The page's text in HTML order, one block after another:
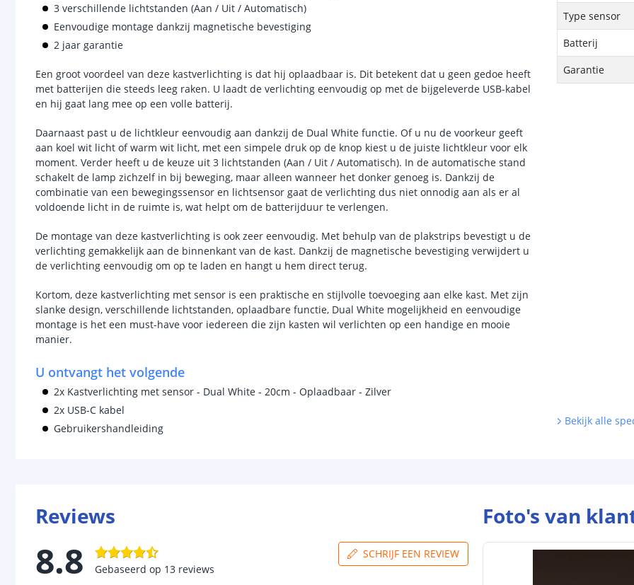
3 verschillende lichtstanden (Aan / Uit / Automatisch)
Eenvoudige montage dankzij magnetische bevestiging
2 jaar garantie
Een groot voordeel van deze kastverlichting is dat hij oplaadbaar is. Dit betekent dat u geen gedoe heeft
met batterijen die steeds leeg raken. U laadt de verlichting eenvoudig op met de bijgeleverde USB-kabel
en hij gaat lang mee op een volle batterij.
Daarnaast past u de lichtkleur eenvoudig aan dankzij de Dual White functie. Of u nu de voorkeur geeft
aan koel wit licht of warm wit licht, met een simpele druk op de knop kiest u de juiste lichtkleur voor elk
moment. Verder heeft u de keuze uit 3 lichtstanden (Aan / Uit / Automatisch). In de automatische stand
schakelt de lamp zichzelf in bij beweging, maar alleen wanneer het donker genoeg is. Dankzij de
combinatie van een bewegingssensor en lichtsensor gaat de verlichting dus niet onnodig aan als er al
voldoende licht in de ruimte is, wat helpt om de batterijduur te verlengen.
De montage van deze kastverlichting is ook zeer eenvoudig. Met behulp van de plakstrips bevestigt u de
verlichting gemakkelijk aan de binnenkant van de kast. Dankzij de magnetische bevestiging verwijdert u
de verlichting eenvoudig om op te laden en hangt u hem direct terug.
Kortom, deze kastverlichting met sensor is een praktische en stijlvolle toevoeging aan elke kast. Met zijn
slanke design, verschillende lichtstanden, oplaadbare functie, Dual White mogelijkheid en eenvoudige
montage is het een must-have voor iedereen die zijn kasten wil verlichten op een handige en mooie
manier.
U ontvangt het volgende
2x Kastverlichting met sensor - Dual White - 20cm - Oplaadbaar - Zilver
2x USB-C kabel
Gebruikershandleiding
Type sensor
Batterij
Garantie
Bekijk alle
Reviews
8.8 Gebaseerd op 13 reviews
SCHRIJF EEN REVIEW
Foto's van